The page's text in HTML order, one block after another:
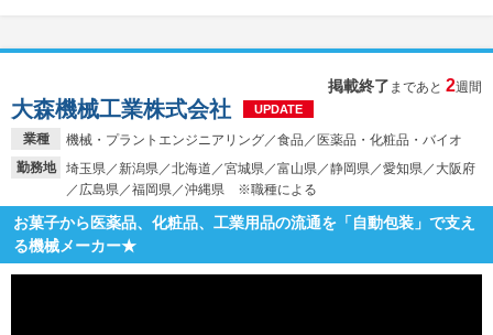
掲載終了 まであと 2週間
業種
機械・プラントエンジニアリング／食品／医薬品・化粧品・バイオ
勤務地
埼玉県／新潟県／北海道／宮城県／富山県／静岡県／愛知県／大阪府
／広島県／福岡県／沖縄県 ※職種による
大森機械工業株式会社 UPDATE
お菓子から医薬品、化粧品、工業用品の流通を「自動包装」で支え
る機械メーカー★